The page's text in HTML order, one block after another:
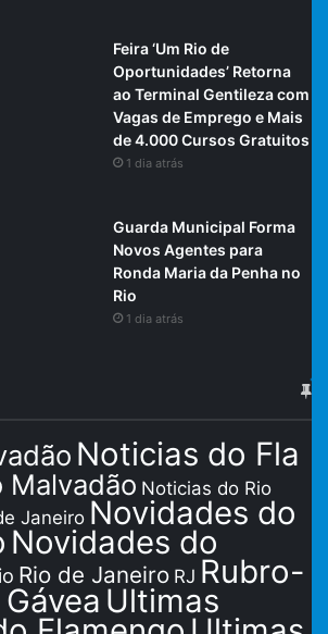
Feira ‘Um Rio de
Oportunidades’ Retorna
ao Terminal Gentileza com
Vagas de Emprego e Mais
de 4.000 Cursos Gratuitos
1 dia atrás
Guarda Municipal Forma
Novos Agentes para
Ronda Maria da Penha no
Rio
1 dia atrás
Noticias do Fla
Malvadão Noticias do Rio
Janeiro Novidades do
Novidades do
Rio de Janeiro RJ Rubro-
Ultimas